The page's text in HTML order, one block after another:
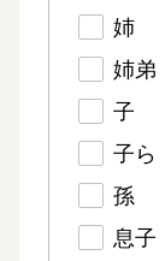
姉
姉弟
子
子ら
孫
息子